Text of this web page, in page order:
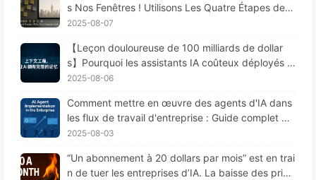
s Nos Fenêtres ! Utilisons Les Quatre Étapes de R
édaction, Filtrage, Compression et Isolation, Évito
à L'extérieur — Apprenons Lentement L'IA170
2025-08-07
【Leçon douloureuse de 100 milliards de dollar
s】Pourquoi les assistants IA coûteux déployés p
ar les entreprises "oublient" souvent aux moment
d'améliorer leur performance de 90 % ? — Appre
ndre lentement l'IA 169
2025-08-06
Comment mettre en œuvre des agents d'IA dans
les flux de travail d'entreprise : Guide complet po
ur 2025 —— Apprenez l'IA lentement 166
2025-08-03
“Un abonnement à 20 dollars par mois” est en trai
n de tuer les entreprises d’IA. La baisse des prix